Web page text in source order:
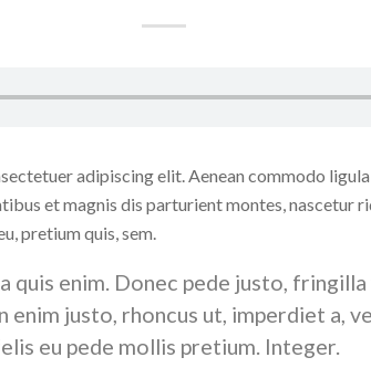
adipiscing elit. Aenean commodo
et magnis dis parturient montes, nascetur
pretium quis, sem.
quis enim. Donec pede justo, fringilla
enim justo, rhoncus ut, imperdiet a,
eu pede mollis pretium. Integer.